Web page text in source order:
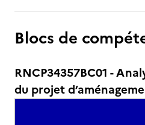
Blocs de
RNCP34357BC01 -
du projet